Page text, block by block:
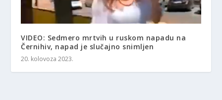
VIDEO: Sedmero mrtvih u ruskom napadu na
Černihiv, napad je slučajno snimljen
20. kolovoza 2023.